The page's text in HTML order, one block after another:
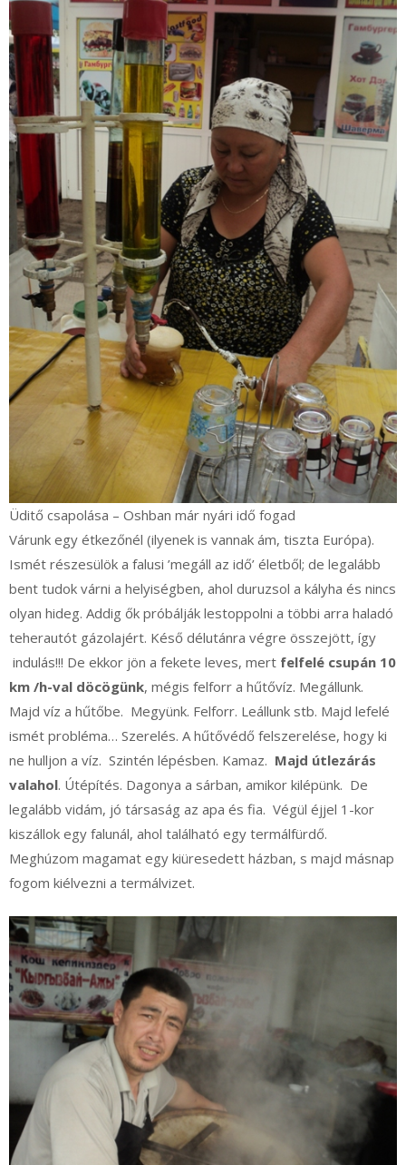
Üditő csapolása – Oshban már nyári idő fogad
Várunk egy étkezőnél (ilyenek is vannak ám, tiszta Európa).
Ismét részesülök a falusi ’megáll az idő’ életből; de legalább
bent tudok várni a helyiségben, ahol duruzsol a kályha és nincs
olyan hideg. Addig ők próbálják lestoppolni a többi arra haladó
teherautót gázolajért. Késő délutánra végre összejött, így
indulás!!! De ekkor jön a fekete leves, mert felfelé csupán 10
km /h-val döcögünk, mégis felforr a hűtővíz. Megállunk.
Majd víz a hűtőbe. Megyünk. Felforr. Leállunk stb. Majd lefelé
ismét probléma… Szerelés. A hűtővédő felszerelése, hogy ki
ne hulljon a víz. Szintén lépésben. Kamaz. Majd útlezárás
valahol. Útépítés. Dagonya a sárban, amikor kilépünk. De
legalább vidám, jó társaság az apa és fia. Végül éjjel 1-kor
kiszállok egy falunál, ahol található egy termálfürdő.
Meghúzom magamat egy kiüresedett házban, s majd másnap
fogom kiélvezni a termálvizet.